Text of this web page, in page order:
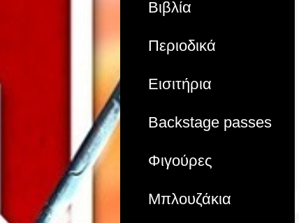
Βιβλία
Περιοδικά
Εισιτήρια
Backstage passes
Φιγούρες
Μπλουζάκια